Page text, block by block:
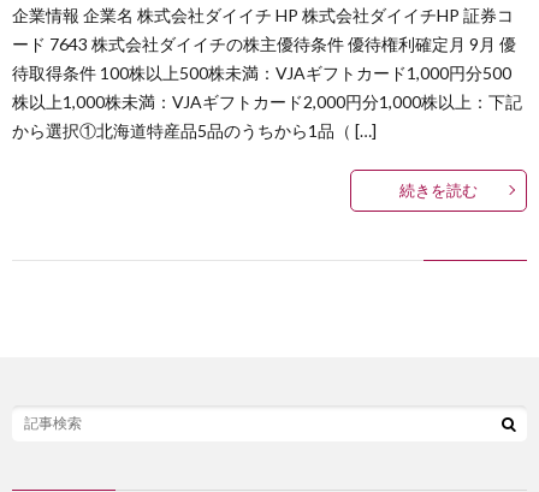
企業情報 企業名 株式会社ダイイチ HP 株式会社ダイイチHP 証券コ
ード 7643 株式会社ダイイチの株主優待条件 優待権利確定月 9月 優
待取得条件 100株以上500株未満：VJAギフトカード1,000円分500
株以上1,000株未満：VJAギフトカード2,000円分1,000株以上：下記
から選択①北海道特産品5品のうちから1品（ […]
続きを読む